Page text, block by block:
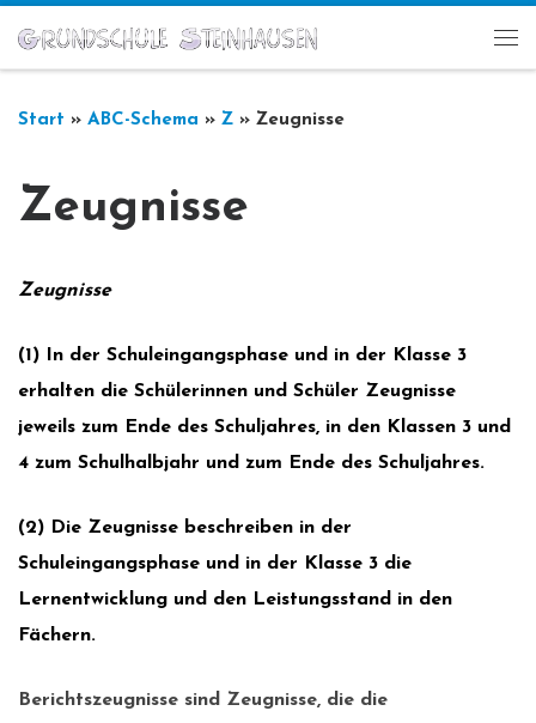
Zum Inhalt springen
Start » ABC-Schema » Z » Zeugnisse
Zeugnisse
Zeugnisse
(1) In der Schuleingangsphase und in der Klasse 3
erhalten die Schülerin­nen und Schüler Zeugnisse
jeweils zum Ende des Schuljahres, in den Klassen 3 und
4 zum Schulhalbjahr und zum Ende des Schuljahres.
(2) Die Zeugnisse beschreiben in der
Schuleingangsphase und in der Klasse 3 die
Lernentwicklung und den Leistungsstand in den
Fächern.
Berichtszeugnisse sind Zeugnisse, die die